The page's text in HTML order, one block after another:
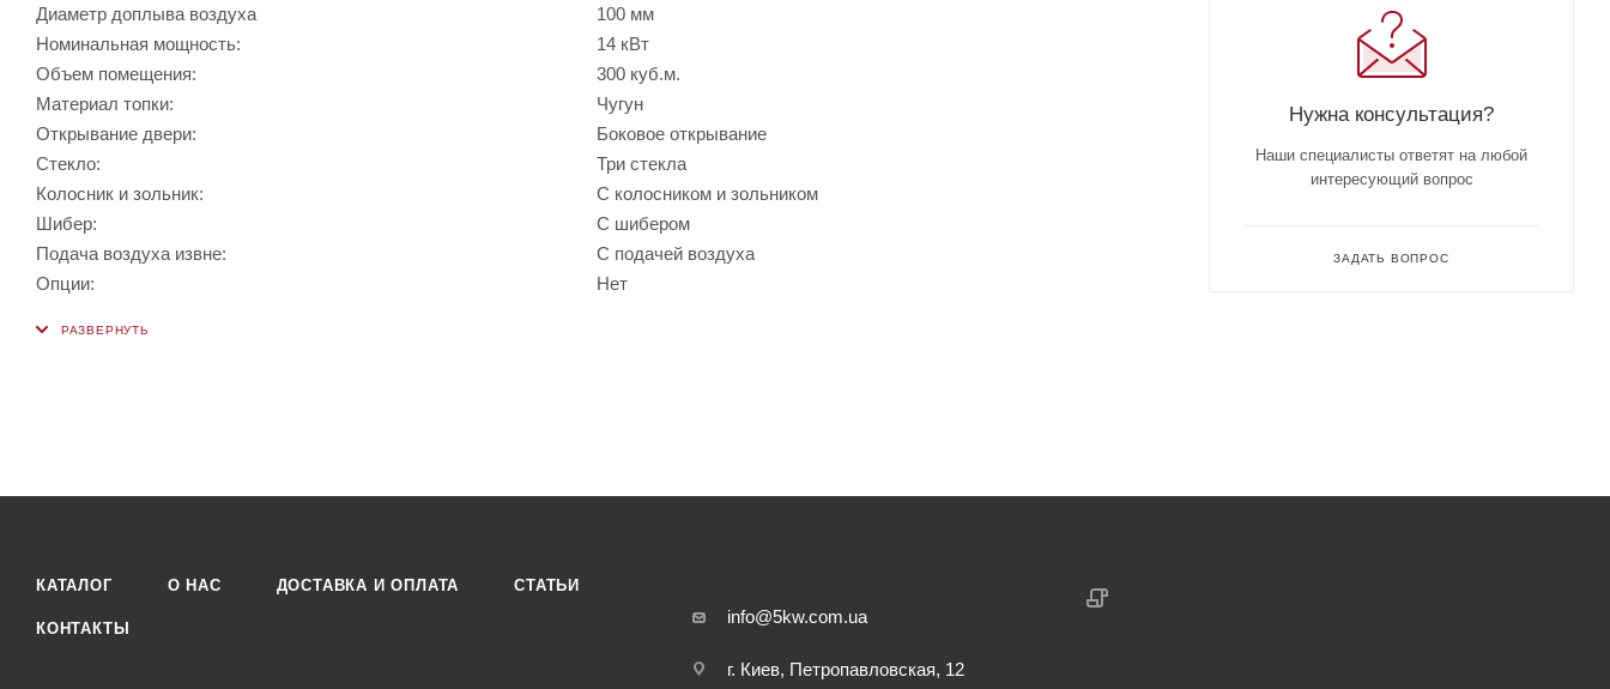
Диаметр доплыва воздуха
100 мм
Номинальная мощность:
14 кВт
Объем помещения:
300 куб.м.
Материал топки:
Чугун
Открывание двери:
Боковое открывание
Стекло:
Три стекла
Колосник и зольник:
С колосником и зольником
Шибер:
С шибером
Подача воздуха извне:
С подачей воздуха
Опции:
Нет
Нужна консультация?
Наши специалисты ответят на любой
интересующий вопрос
ЗАДАТЬ ВОПРОС
КАТАЛОГ О НАС ДОСТАВКА И ОПЛАТА СТАТЬИ
КОНТАКТЫ
info@5kw.com.ua
г. Киев, Петропавловская, 12